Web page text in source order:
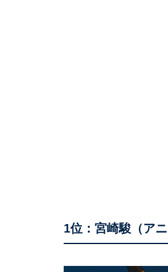
1位：宮崎駿（ア